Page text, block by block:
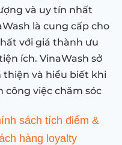
và uy tín nhất
là cung cấp cho
với giá thành ưu
ích. VinaWash sở
và hiểu biết khi
việc chăm sóc
sách tích điểm &
hàng loyalty